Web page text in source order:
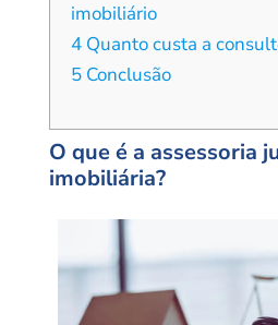
imobiliário
4 Quanto custa a
5 Conclusão
O que é a assessoria
imobiliária?